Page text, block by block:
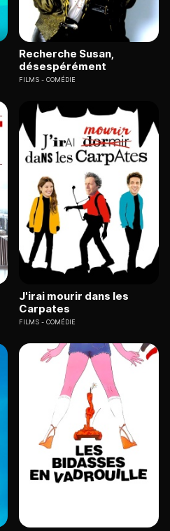
Recherche Susan,
désespérément
FILMS COMÉDIE
J'irai mourir dans les
Carpates
FILMS COMÉDIE